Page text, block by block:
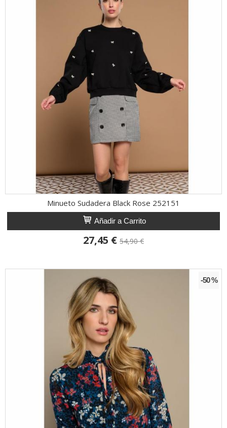
Minueto Sudadera Black Rose 252151
Añadir a Carrito
27,45 € 54,90 €
-50 %